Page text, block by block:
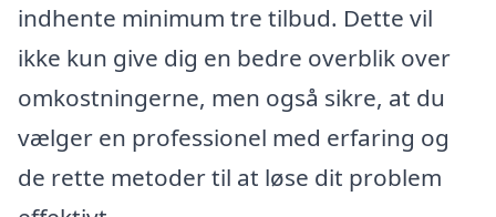
indhente minimum tre tilbud. Dette vil
ikke kun give dig en bedre overblik over
omkostningerne, men også sikre, at du
vælger en professionel med erfaring og
de rette metoder til at løse dit problem